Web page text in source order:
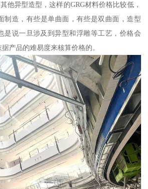
他异型造型，这样的GRG材料价格比较低，
制造，有些是单曲面，有些是双曲面，造型
是说一旦涉及到异型和浮雕等工艺，价格会
产品的难易度来核算价格的。